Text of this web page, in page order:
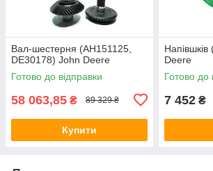
Вал-шестерня (AH151125,
DE30178) John Deere
Готово до відправки
58 063,85 ₴ 89 329 ₴
Купити
Deere
Готово до
7 452 ₴